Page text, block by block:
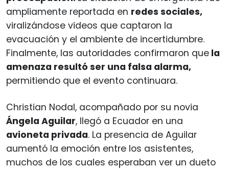
ampliamente reportada en redes sociales,
viralizándose videos que captaron la
evacuación y el ambiente de incertidumbre.
Finalmente, las autoridades confirmaron que la
amenaza resultó ser una falsa alarma,
permitiendo que el evento continuara.
Christian Nodal, acompañado por su novia
Ángela Aguilar, llegó a Ecuador en una
avioneta privada. La presencia de Aguilar
aumentó la emoción entre los asistentes,
muchos de los cuales esperaban ver un dueto